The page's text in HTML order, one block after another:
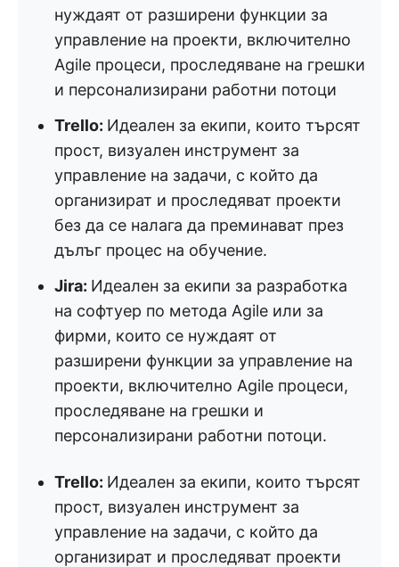
нуждаят от разширени функции за
управление на проекти, включително
Agile процеси, проследяване на грешки
и персонализирани работни потоци
Trello: Идеален за екипи, които търсят
прост, визуален инструмент за
управление на задачи, с който да
организират и проследяват проекти
без да се налага да преминават през
дълъг процес на обучение.
Jira: Идеален за екипи за разработка
на софтуер по метода Agile или за
фирми, които се нуждаят от
разширени функции за управление на
проекти, включително Agile процеси,
проследяване на грешки и
персонализирани работни потоци.
Trello: Идеален за екипи, които търсят
прост, визуален инструмент за
управление на задачи, с който да
организират и проследяват проекти